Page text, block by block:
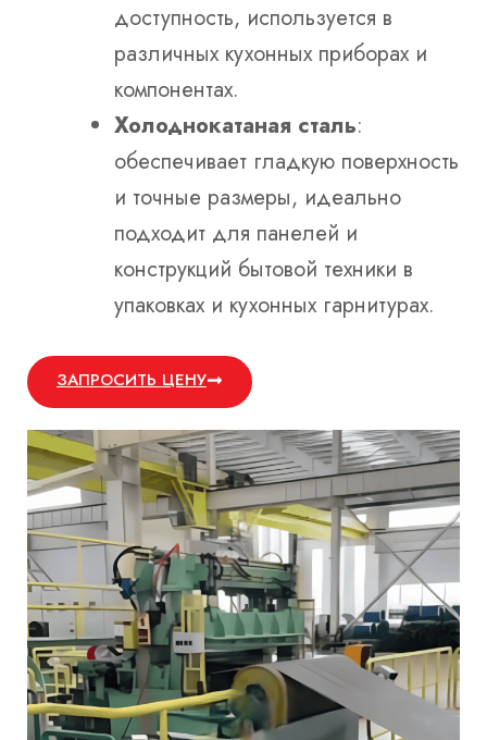
доступность, используется в
различных кухонных приборах и
компонентах.
Холоднокатаная сталь:
обеспечивает гладкую поверхность
и точные размеры, идеально
подходит для панелей и
конструкций бытовой техники в
упаковках и кухонных гарнитурах.
ЗАПРОСИТЬ ЦЕНУ